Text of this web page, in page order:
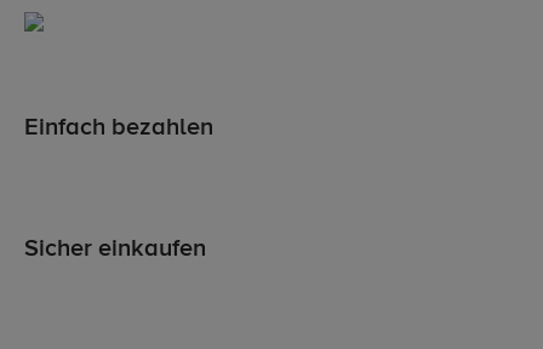
Einfach bezahlen
Sicher einkaufen